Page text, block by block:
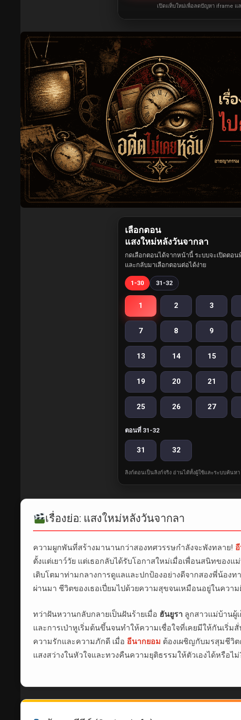
เปิดแท็บใหม่เพื่อลดปัญหา iframe แ
เลือกตอน
แสงใหม่หลังวันจากลา
กดเลือกตอนได้จากหน้านี้ ระบบจะเปิดตอ
และกลับมาเลือกตอนต่อได้ง่าย
1-30 31-32
1 2 3
7 8 9
13 14 15
19 20 21
25 26 27
ตอนที่ 31-32
31 32
ลิงก์ตอนเป็นลิงก์จริง อ่านได้ทั้งผู้ใช้และระบบค้นห
เรื่องย่อ: แสงใหม่หลังวันจากลา
ความผูกพันที่สร้างมานานกว่าสองทศวรรษกำลังจะพังทลาย!
ตั้งแต่เยาว์วัย แต่เธอกลับได้รับโอกาสใหม่เมื่อเพื่อนสนิทของ
เติบโตมาท่ามกลางการดูแลและปกป้องอย่างดีจากสองพี่น้องท
ผ่านมา ชีวิตของเธอเปี่ยมไปด้วยความสุขจนเหมือนอยู่ในควา
ทว่าฝันหวานกลับกลายเป็นฝันร้ายเมื่อ ฮันยูรา ลูกสาวแม่บ้านผู้
และการเป่าหูเริ่มต้นขึ้นจนทำให้ความเชื่อใจที่เคยมีให้กันเริ่ม
ความรักและความภักดี เมื่อ อีนากยอม ต้องเผชิญกับมรสุมชีวิ
แสงสว่างในหัวใจและทวงคืนความยุติธรรมให้ตัวเองได้หรือ